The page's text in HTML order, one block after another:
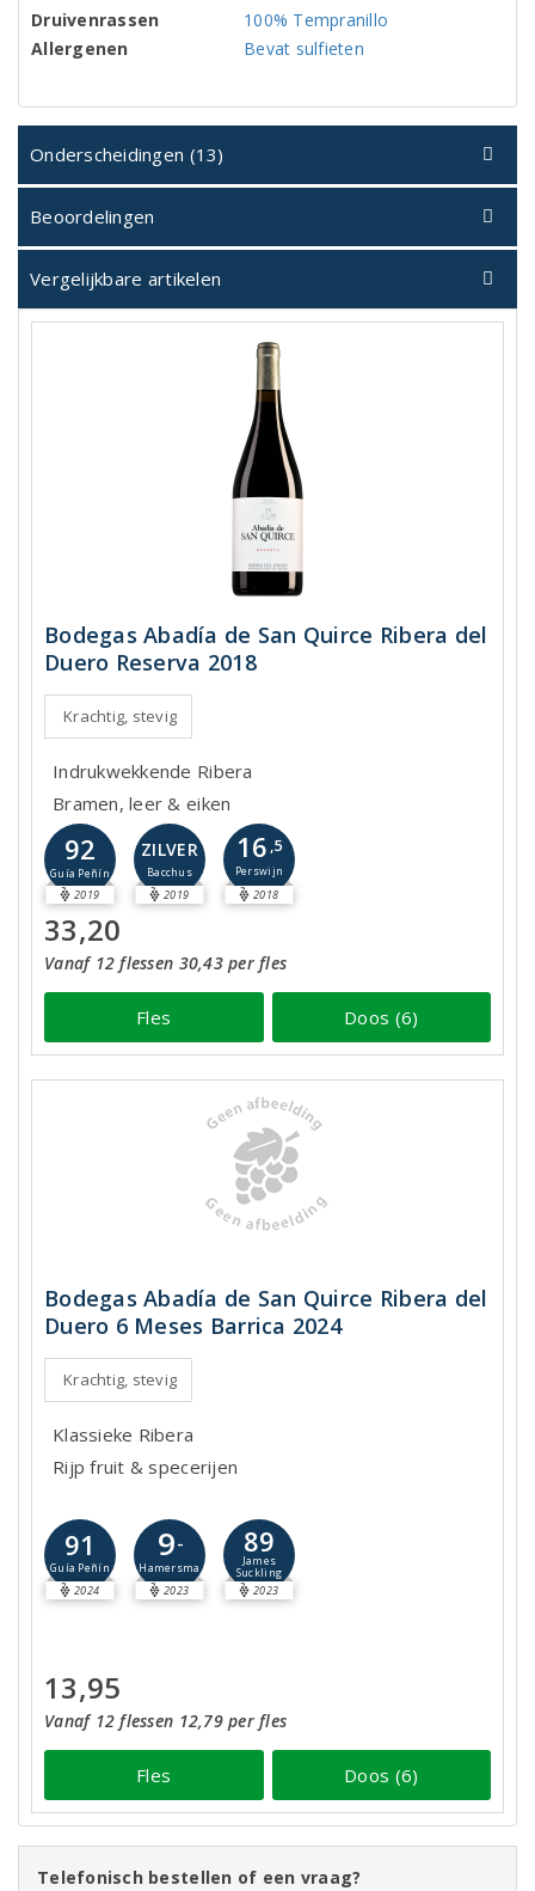
Druivenrassen
100% Tempranillo
Allergenen
Bevat sulfieten
Onderscheidingen (13)
Beoordelingen
Vergelijkbare artikelen
Bodegas Abadía de San Quirce Ribera del
Duero Reserva 2018
Krachtig, stevig
Indrukwekkende Ribera
Bramen, leer & eiken
92
Guía Peñín
2019
ZILVER
Bacchus
2019
16 ,5
Perswijn
2018
33,20
Vanaf 12 flessen 30,43 per fles
Fles Doos (6)
Bodegas Abadía de San Quirce Ribera del
Duero 6 Meses Barrica 2024
Krachtig, stevig
Klassieke Ribera
Rijp fruit & specerijen
91
Guía Peñín
2024
9-
Hamersma
2023
89
James
Suckling
2023
13,95
Vanaf 12 flessen 12,79 per fles
Fles Doos (6)
Telefonisch bestellen of een vraag?